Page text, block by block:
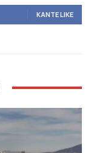
ΚΆΝΤΕ LIKE